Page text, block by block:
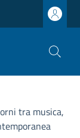
tra musica,